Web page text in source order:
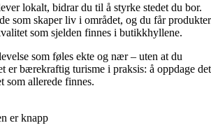
lokalt, bidrar du til å styrke stedet du bor.
som skaper liv i området, og du får produkter
som sjelden finnes i butikkhyllene.
som føles ekte og nær – uten at du
er bærekraftig turisme i praksis: å oppdage det
som allerede finnes.
er knapp